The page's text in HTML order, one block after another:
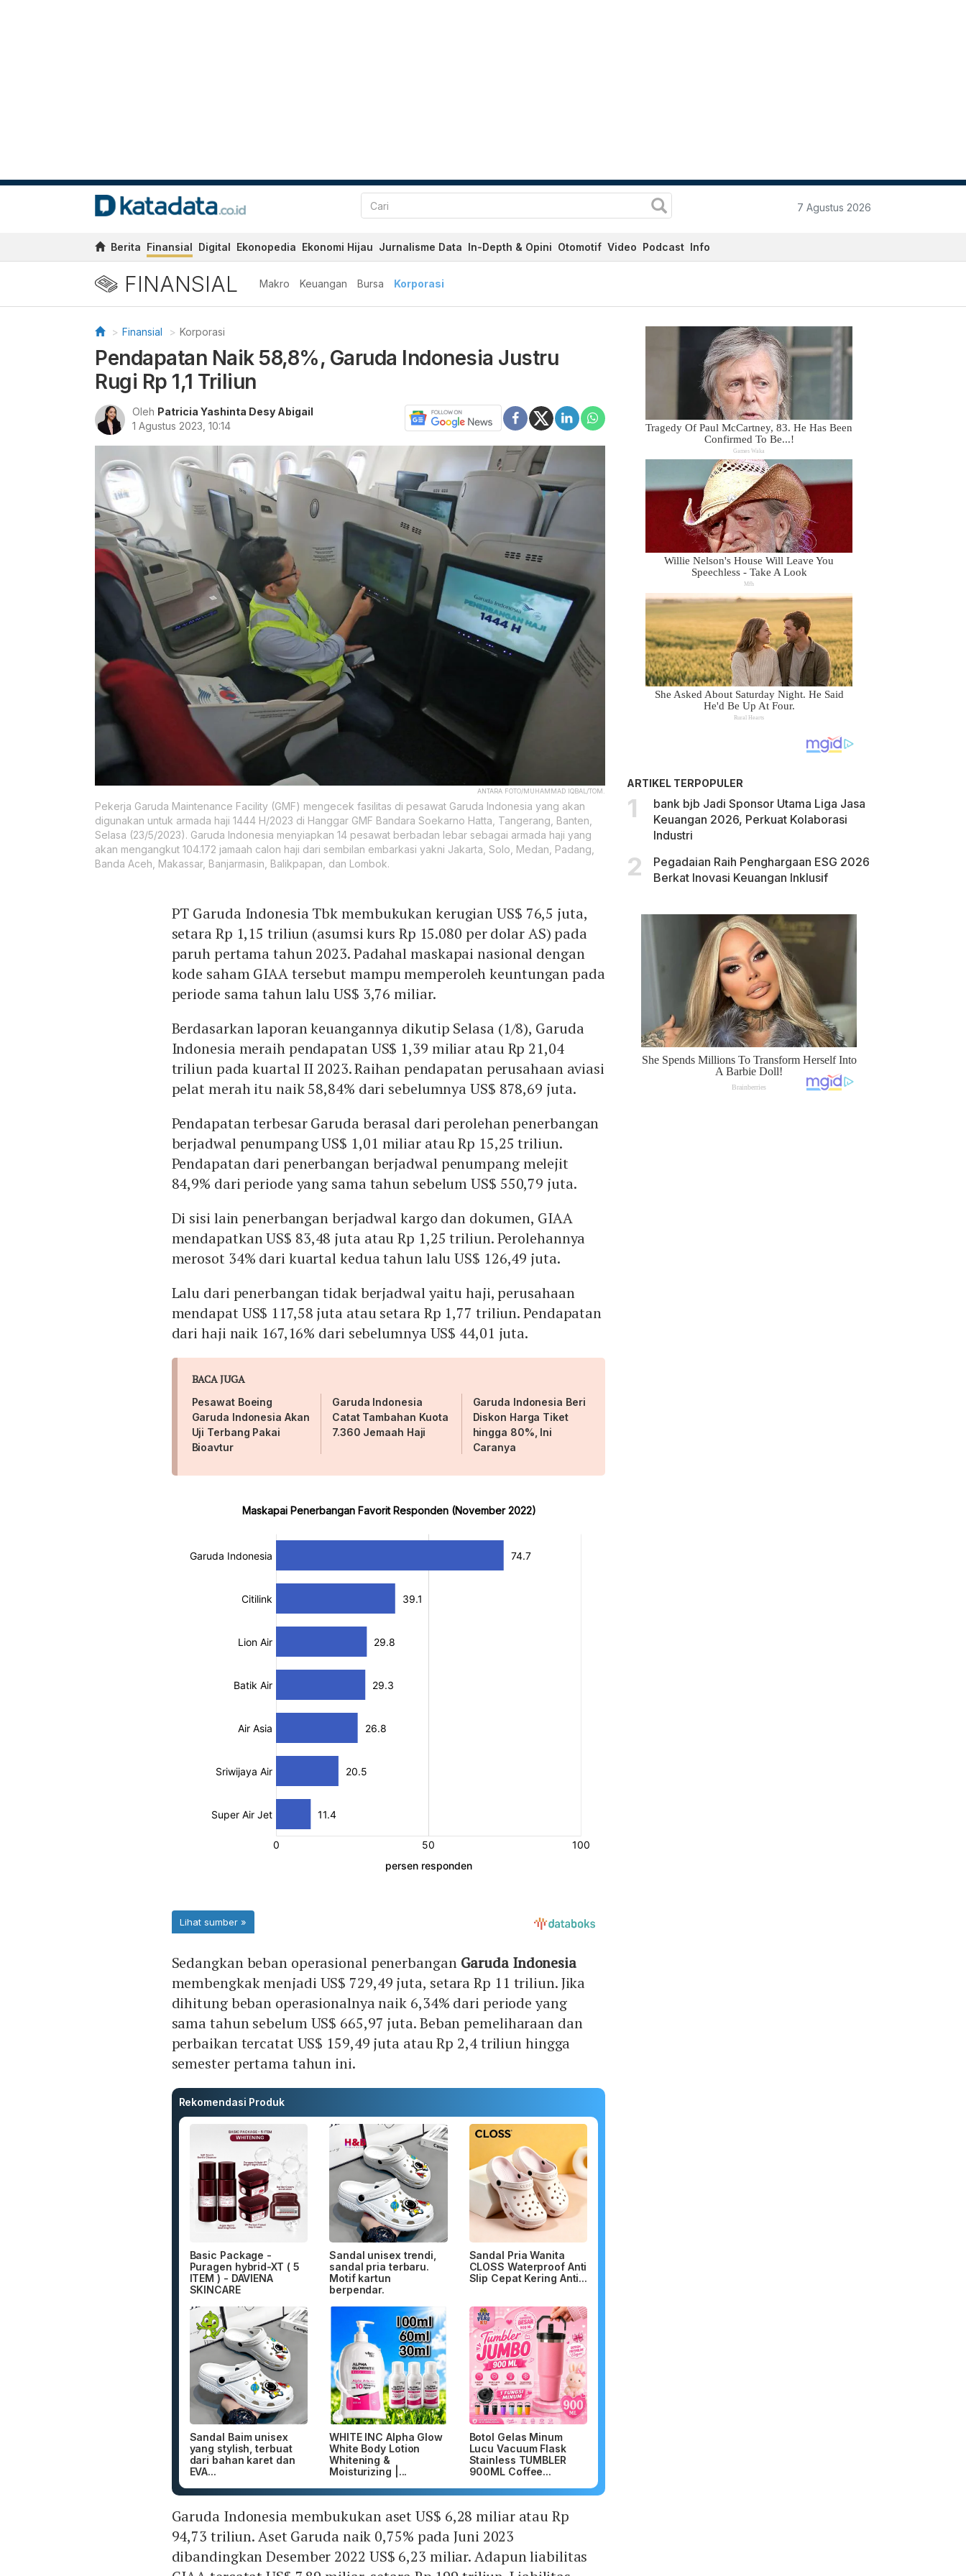
7 Agustus 2026
Berita Finansial Digital Ekonopedia Ekonomi Hijau Jurnalisme Data In-Depth & Opini Otomotif Video Podcast Info
FINANSIAL Makro Keuangan Bursa Korporasi
Finansial Korporasi
Pendapatan Naik 58,8%, Garuda Indonesia Justru
Rugi Rp 1,1 Triliun
Oleh Patricia Yashinta Desy Abigail
1 Agustus 2023, 10:14
ANTARA FOTO/MUHAMMAD IQBAL/TOM.
Pekerja Garuda Maintenance Facility (GMF) mengecek fasilitas di pesawat Garuda Indonesia yang akan
digunakan untuk armada haji 1444 H/2023 di Hanggar GMF Bandara Soekarno Hatta, Tangerang, Banten,
Selasa (23/5/2023). Garuda Indonesia menyiapkan 14 pesawat berbadan lebar sebagai armada haji yang
akan mengangkut 104.172 jamaah calon haji dari sembilan embarkasi yakni Jakarta, Solo, Medan, Padang,
Banda Aceh, Makassar, Banjarmasin, Balikpapan, dan Lombok.
PT Garuda Indonesia Tbk membukukan kerugian US$ 76,5 juta,
setara Rp 1,15 triliun (asumsi kurs Rp 15.080 per dolar AS) pada
paruh pertama tahun 2023. Padahal maskapai nasional dengan
kode saham GIAA tersebut mampu memperoleh keuntungan pada
periode sama tahun lalu US$ 3,76 miliar.
Berdasarkan laporan keuangannya dikutip Selasa (1/8), Garuda
Indonesia meraih pendapatan US$ 1,39 miliar atau Rp 21,04
triliun pada kuartal II 2023. Raihan pendapatan perusahaan aviasi
pelat merah itu naik 58,84% dari sebelumnya US$ 878,69 juta.
Pendapatan terbesar Garuda berasal dari perolehan penerbangan
berjadwal penumpang US$ 1,01 miliar atau Rp 15,25 triliun.
Pendapatan dari penerbangan berjadwal penumpang melejit
84,9% dari periode yang sama tahun sebelum US$ 550,79 juta.
Di sisi lain penerbangan berjadwal kargo dan dokumen, GIAA
mendapatkan US$ 83,48 juta atau Rp 1,25 triliun. Perolehannya
merosot 34% dari kuartal kedua tahun lalu US$ 126,49 juta.
Lalu dari penerbangan tidak berjadwal yaitu haji, perusahaan
mendapat US$ 117,58 juta atau setara Rp 1,77 triliun. Pendapatan
dari haji naik 167,16% dari sebelumnya US$ 44,01 juta.
BACA JUGA
Pesawat Boeing
Garuda Indonesia Akan
Uji Terbang Pakai
Bioavtur
Garuda Indonesia
Catat Tambahan Kuota
7.360 Jemaah Haji
Garuda Indonesia Beri
Diskon Harga Tiket
hingga 80%, Ini
Caranya
Sedangkan beban operasional penerbangan Garuda Indonesia
membengkak menjadi US$ 729,49 juta, setara Rp 11 triliun. Jika
dihitung beban operasionalnya naik 6,34% dari periode yang
sama tahun sebelum US$ 665,97 juta. Beban pemeliharaan dan
perbaikan tercatat US$ 159,49 juta atau Rp 2,4 triliun hingga
semester pertama tahun ini.
Rekomendasi Produk
Basic Package -
Puragen hybrid-XT ( 5
ITEM ) - DAVIENA
SKINCARE
Sandal unisex trendi,
sandal pria terbaru.
Motif kartun
berpendar.
Sandal Pria Wanita
CLOSS Waterproof Anti
Slip Cepat Kering Anti...
Sandal Baim unisex
yang stylish, terbuat
dari bahan karet dan
EVA...
WHITE INC Alpha Glow
White Body Lotion
Whitening &
Moisturizing |...
Botol Gelas Minum
Lucu Vacuum Flask
Stainless TUMBLER
900ML Coffee...
Garuda Indonesia membukukan aset US$ 6,28 miliar atau Rp
94,73 triliun. Aset Garuda naik 0,75% pada Juni 2023
dibandingkan Desember 2022 US$ 6,23 miliar. Adapun liabilitas
ARTIKEL TERPOPULER
bank bjb Jadi Sponsor Utama Liga Jasa
Keuangan 2026, Perkuat Kolaborasi
Industri
Pegadaian Raih Penghargaan ESG 2026
Berkat Inovasi Keuangan Inklusif